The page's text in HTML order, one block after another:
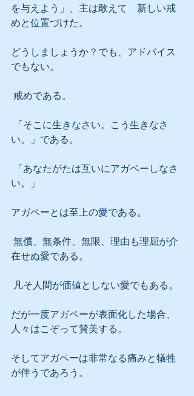
を与えよう」、主は敢えて　新しい戒
めと位置づけた。
どうしましょうか？でも、アドバイス
でもない。
戒めである。
い。」である。
い。」
アガペーとは至上の愛である。
在せぬ愛である。
凡そ人間が価値としない愛でもある。
だが一度アガペーが表面化した場合、
人々はこぞって賛美する。
そしてアガペーは非常なる痛みと犠牲
が伴うであろう。